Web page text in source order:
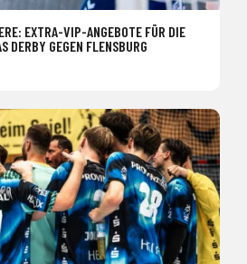
EXTRA-VIP-ANGEBOTE FÜR DIE
DERBY GEGEN FLENSBURG